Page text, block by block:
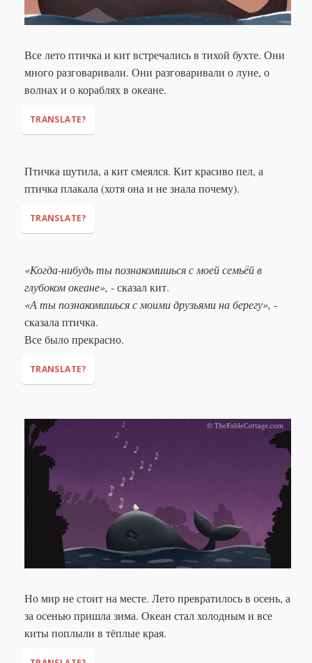
Все лето птичка и кит встречались в тихой бухте. Они
много разговаривали. Они разговаривали о луне, о
волнах и о кораблях в океане.
TRANSLATE?
Птичка шутила, а кит смеялся. Кит красиво пел, а
птичка плакала (хотя она и не знала почему).
TRANSLATE?
«Когда-нибудь ты познакомишься с моей семьёй в
глубоком океане», - сказал кит.
«А ты познакомишься с моими друзьями на берегу», -
сказала птичка.
Все было прекрасно.
TRANSLATE?
"And you will meet my friends on the shore,"
Но мир не стоит на месте. Лето превратилось в осень, а
за осенью пришла зима. Океан стал холодным и все
киты поплыли в тёплые края.